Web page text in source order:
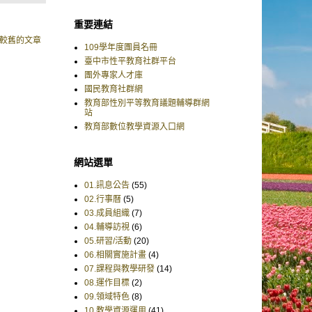
較舊的文章
重要連結
109學年度團員名冊
臺中市性平教育社群平台
團外專家人才庫
國民教育社群網
教育部性別平等教育議題輔導群網
站
教育部數位教學資源入口網
網站選單
01.訊息公告 (55)
02.行事曆 (5)
03.成員組織 (7)
04.輔導訪視 (6)
05.研習/活動 (20)
06.相關實施計畫 (4)
07.課程與教學研發 (14)
08.運作目標 (2)
09.領域特色 (8)